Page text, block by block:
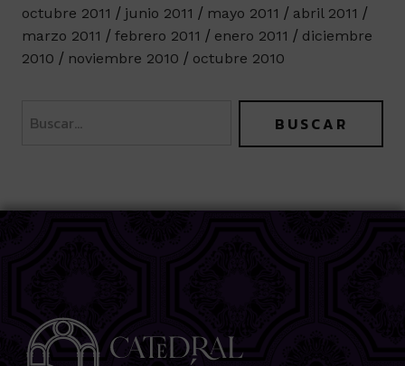
octubre 2011
junio 2011 mayo 2011
abril 2011
marzo 2011
febrero 2011 enero 2011
diciembre
2010
noviembre 2010 octubre 2010